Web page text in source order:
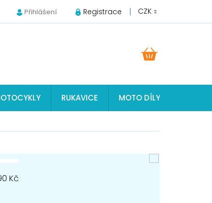
CZK
Přihlášení Registrace
RUKAVICE MOTO DÍLY JAWA, ČZ,
Kč